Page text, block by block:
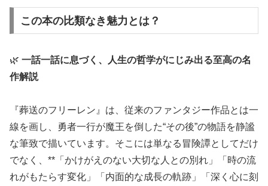
この本の比類なき魅力とは？
🌿 一話一話に息づく、人生の哲学がにじみ出る至高の名
作解説
『葬送のフリーレン』は、従来のファンタジー作品とは一
線を画し、勇者一行が魔王を倒した“その後”の物語を静謐
な筆致で描いています。そこには単なる冒険譚としてだけ
でなく、**「かけがえのない大切な人との別れ」「時の流
れがもたらす変化」「内面的な成長の軌跡」「深く心に刻